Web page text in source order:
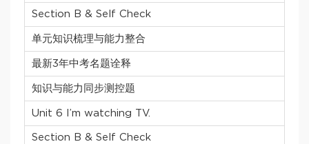
Section B & Self Check
单元知识梳理与能力整合
最新3年中考名题诠释
知识与能力同步测控题
Unit 6 I’m watching TV.
Section B & Self Check